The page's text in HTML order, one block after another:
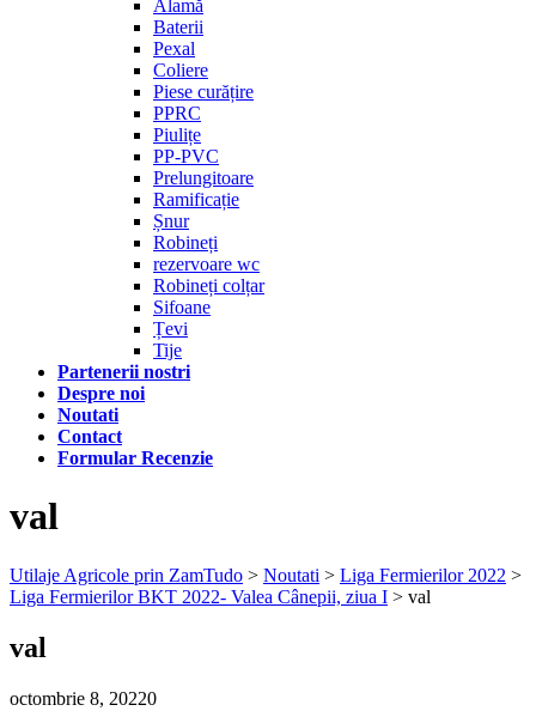
Alamă
Baterii
Pexal
Coliere
Piese curățire
PPRC
Piulițe
PP-PVC
Prelungitoare
Ramificație
Șnur
Robineți
rezervoare wc
Robineți colțar
Sifoane
Țevi
Tije
Partenerii nostri
Despre noi
Noutati
Contact
Formular Recenzie
val
Utilaje Agricole prin ZamTudo > Noutati > Liga Fermierilor 2022 >
Liga Fermierilor BKT 2022- Valea Cânepii, ziua I > val
val
octombrie 8, 20220